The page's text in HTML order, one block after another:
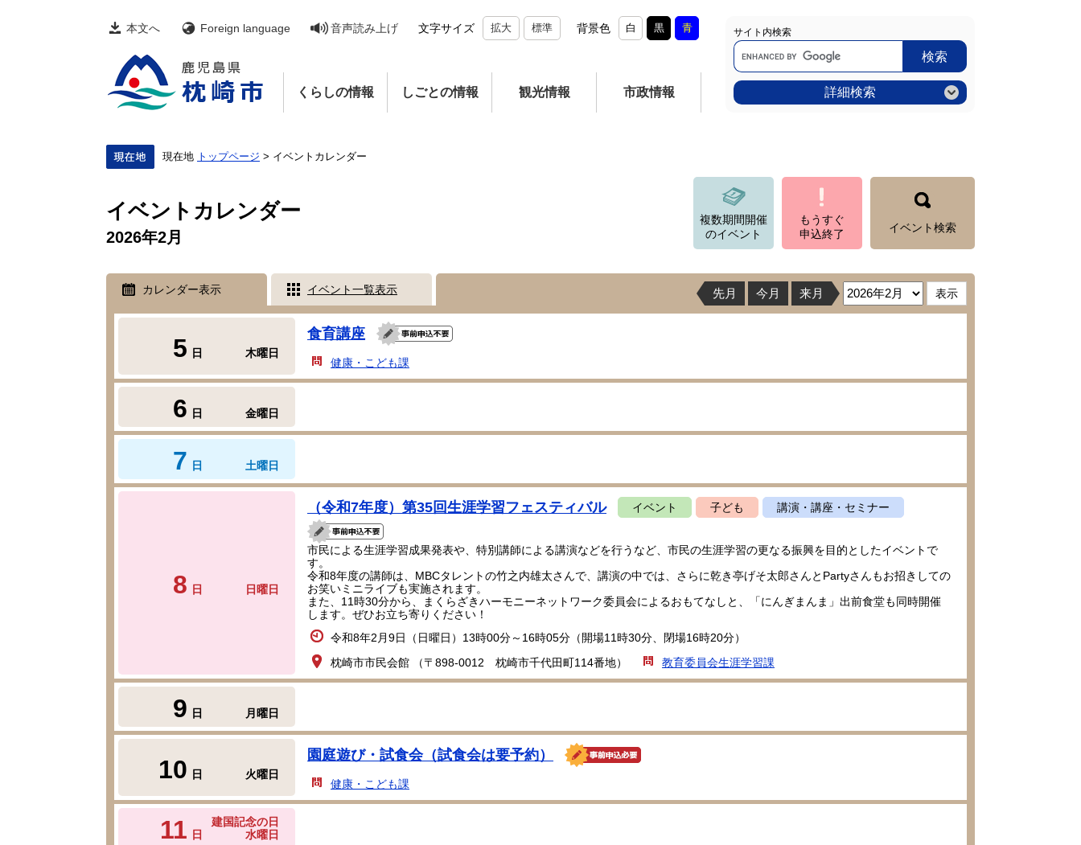
本文へ Foreign language 音声読み上げ 文字サイズ 拡大 標準 背景色 白 黒 青
くらしの情報 しごとの情報 観光情報 市政情報
サイト内検索
Google
カ
ス
タ
ム
検
詳細検索
現在地 トップページ > イベントカレンダー
イベントカレンダー
複数期間開催
のイベント
もうすぐ
申込終了
イベント検索
2026年2月
カレンダー表示 イベント一覧表示 先月 今月 来月
5 日 木曜日
食育講座
健康・こども課
6 日 金曜日
7 日 土曜日
8 日 日曜日
（令和7年度）第35回生涯学習フェスティバル イベント 子ども 講演・講座・セミナー
市民による生涯学習成果発表や、特別講師による講演などを行うなど、市民の生涯学習の更なる振興を目的としたイベントで
す。
令和8年度の講師は、MBCタレントの竹之内雄太さんで、講演の中では、さらに乾き亭げそ太郎さんとPartyさんもお招きしての
お笑いミニライブも実施されます。
また、11時30分から、まくらざきハーモニーネットワーク委員会によるおもてなしと、「にんぎまんま」出前食堂も同時開催
します。ぜひお立ち寄りください！
令和8年2月9日（日曜日）13時00分～16時05分（開場11時30分、閉場16時20分）
枕崎市市民会館 （〒898-0012 枕崎市千代田町114番地）
教育委員会生涯学習課
9 日 月曜日
10 日 火曜日
園庭遊び・試食会（試食会は要予約）
健康・こども課
11 日
建国記念の日
水曜日